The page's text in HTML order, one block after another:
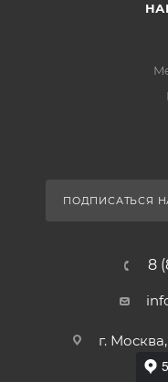
ПОДПИСАТЬСЯ
8
г.